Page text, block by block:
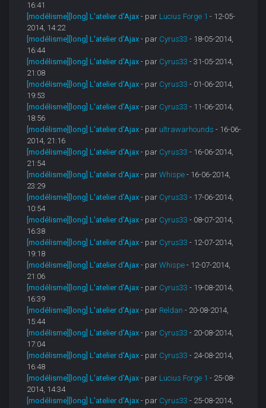
16:41
[modélisme][long] L'atelier d'Ajax - par Lucius Forge 1 - 12-05-
2014, 14:22
[modélisme][long] L'atelier d'Ajax - par Cyrus33 - 18-05-2014,
16:44
[modélisme][long] L'atelier d'Ajax - par Cyrus33 - 31-05-2014,
21:08
[modélisme][long] L'atelier d'Ajax - par Cyrus33 - 01-06-2014,
19:53
[modélisme][long] L'atelier d'Ajax - par Cyrus33 - 11-06-2014,
18:56
[modélisme][long] L'atelier d'Ajax - par ultrawarhounds - 16-06-
2014, 21:16
[modélisme][long] L'atelier d'Ajax - par Cyrus33 - 16-06-2014,
21:54
[modélisme][long] L'atelier d'Ajax - parWhispe - 16-06-2014,
23:29
[modélisme][long] L'atelier d'Ajax - par Cyrus33 - 17-06-2014,
10:54
[modélisme][long] L'atelier d'Ajax - par Cyrus33 - 08-07-2014,
16:38
[modélisme][long] L'atelier d'Ajax - par Cyrus33 - 12-07-2014,
19:18
[modélisme][long] L'atelier d'Ajax - parWhispe - 12-07-2014,
21:06
[modélisme][long] L'atelier d'Ajax - par Cyrus33 - 19-08-2014,
16:39
[modélisme][long] L'atelier d'Ajax - par Reldan - 20-08-2014,
15:44
[modélisme][long] L'atelier d'Ajax - par Cyrus33 - 20-08-2014,
17:04
[modélisme][long] L'atelier d'Ajax - par Cyrus33 - 24-08-2014,
16:48
[modélisme][long] L'atelier d'Ajax - par Lucius Forge 1 - 25-08-
2014, 14:34
[modélisme][long] L'atelier d'Ajax - par Cyrus33 - 25-08-2014,